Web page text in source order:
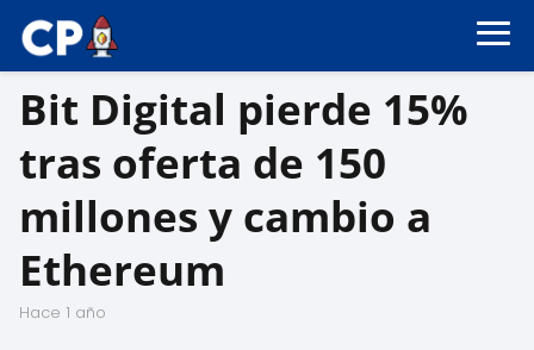
Bit Digital pierde 15%
tras oferta de 150
millones y cambio a
Ethereum
hace 1 año